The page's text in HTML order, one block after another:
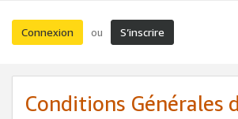
Connexion ou S’inscrire
Conditions Générales